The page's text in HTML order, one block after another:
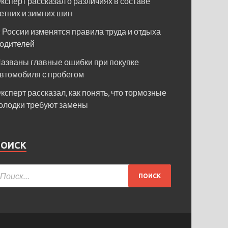
и зимних шин
России изменятся правила труда и отдыха
главные ошибки при покупке
с пробегом
рассказал, как понять, что тормозные
требуют замены